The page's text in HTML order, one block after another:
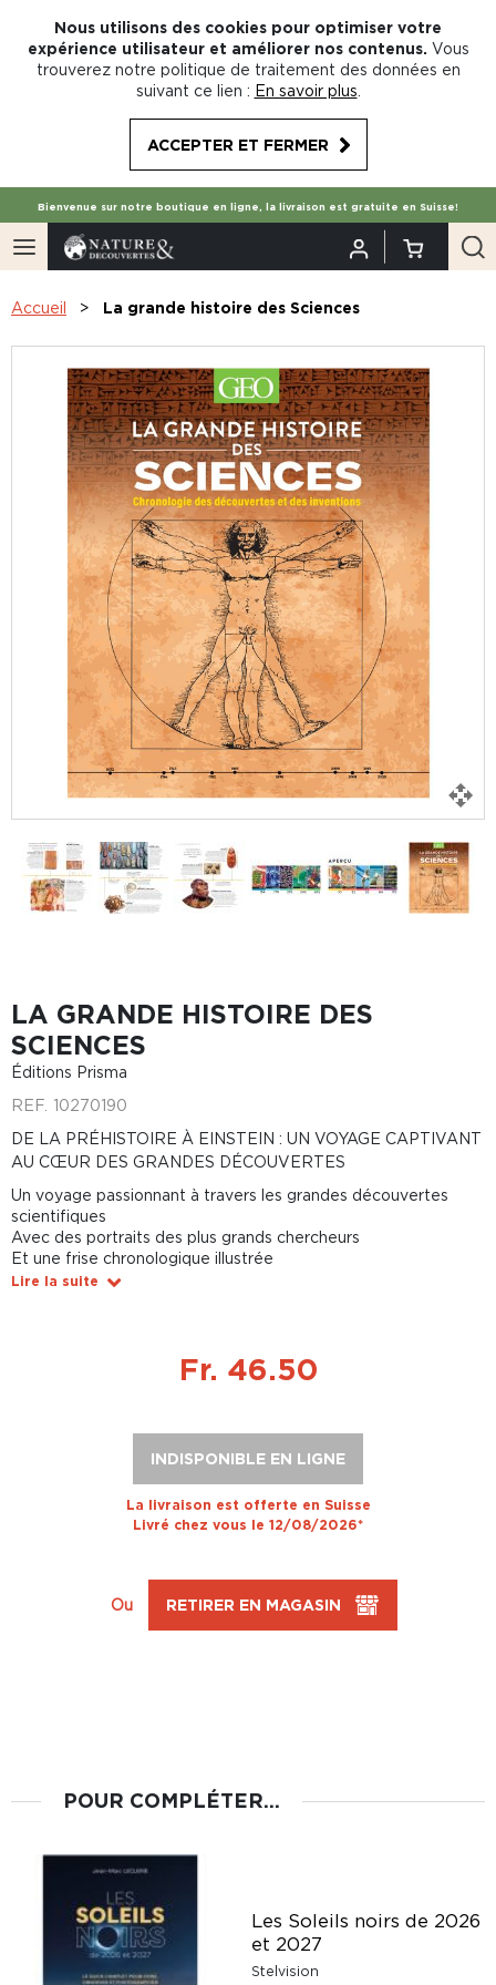
Nous utilisons des cookies pour optimiser votre
expérience utilisateur et améliorer nos contenus. Vous
trouverez notre politique de traitement des données en
suivant ce lien : En savoir plus
ACCEPTER ET FERMER
Bienvenue sur notre boutique en ligne, la livraison est gratuite en Suisse!
Accueil La grande histoire des Sciences
LA GRANDE HISTOIRE DES
SCIENCES
Éditions Prisma
REF. 10270190
DE LA PRÉHISTOIRE À EINSTEIN : UN VOYAGE CAPTIVANT
AU CŒUR DES GRANDES DÉCOUVERTES
Un voyage passionnant à travers les grandes découvertes
scientifiques
Avec des portraits des plus grands chercheurs
Et une frise chronologique illustrée
Lire la suite
Fr. 46.50
INDISPONIBLE EN LIGNE
La livraison est offerte en Suisse
Livré chez vous le 12/08/2026*
Ou RETIRER EN MAGASIN
POUR COMPLÉTER...
Les Soleils noirs de 2026
et 2027
Stelvision